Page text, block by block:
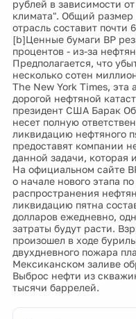
рублей в зависимости
климата". Общий
отрасль составит
[b]Ценные бумаги BP
процентов - из-за
Предполагается, что
несколько сотен
The New York Times, эта
дорогой нефтяной
президент США Барак
несет полную
ликвидацию нефтяного
предоставят компании
данной задачи, которая
На официальном сайте
о начале нового этапа
распространения
ликвидацию пятна
долларов ежедневно,
затраты будут расти.
произошел в ходе
двухдневного пожара
Мексиканском заливе
Выброс нефти из
тысячи баррелей.